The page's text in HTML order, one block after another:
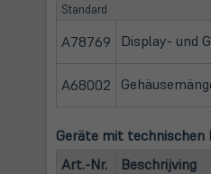
Standard
A78769 Display- und
A68002
Geräte mit technischen
Art.-Nr.
Beschrijving